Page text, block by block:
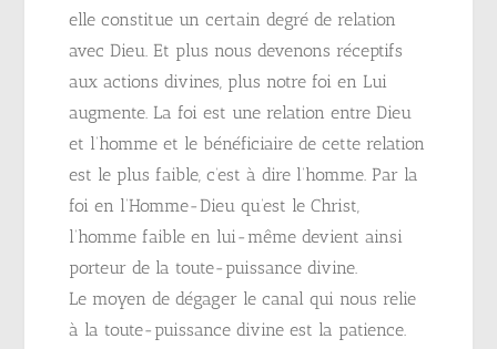
elle constitue un certain degré de relation
avec Dieu. Et plus nous devenons réceptifs
aux actions divines, plus notre foi en Lui
augmente. La foi est une relation entre Dieu
et l’homme et le bénéficiaire de cette relation
est le plus faible, c’est à dire l’homme. Par la
foi en l’Homme-Dieu qu’est le Christ,
l’homme faible en lui-même devient ainsi
porteur de la toute-puissance divine.
Le moyen de dégager le canal qui nous relie
à la toute-puissance divine est la patience.